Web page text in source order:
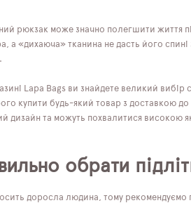
рюкзак може значно полегшити життя
а «дихаюча» тканина не дасть його спині
Lapa Bags ви знайдете великий
купити будь-який товар з доставкою до
дизайн та можуть похвалитися високою
обрати
доросла людина, тому